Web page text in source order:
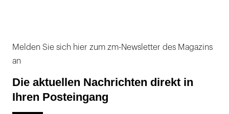
Melden Sie sich hier zum zm-Newsletter des Magazins
an
Die aktuellen Nachrichten direkt in
Ihren Posteingang